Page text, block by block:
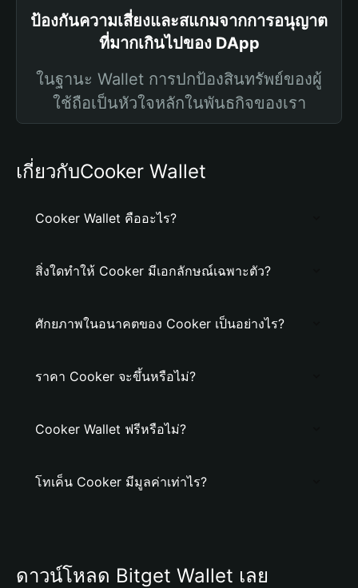
ป้องกันความเสี่ยงและสแกมจากการอนุญาต
ที่มากเกินไปของ DApp
ในฐานะ Wallet การปกป้องสินทรัพย์ของผู้
ใช้ถือเป็นหัวใจหลักในพันธกิจของเรา
เกี่ยวกับCooker Wallet
Cooker Wallet คืออะไร?
สิ่งใดทำให้ Cooker มีเอกลักษณ์เฉพาะตัว?
ศักยภาพในอนาคตของ Cooker เป็นอย่างไร?
ราคา Cooker จะขึ้นหรือไม่?
Cooker Wallet ฟรีหรือไม่?
โทเค็น Cooker มีมูลค่าเท่าไร?
ดาวน์โหลด Bitget Wallet เลย